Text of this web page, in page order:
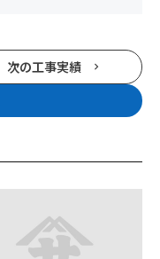
次の工事実績